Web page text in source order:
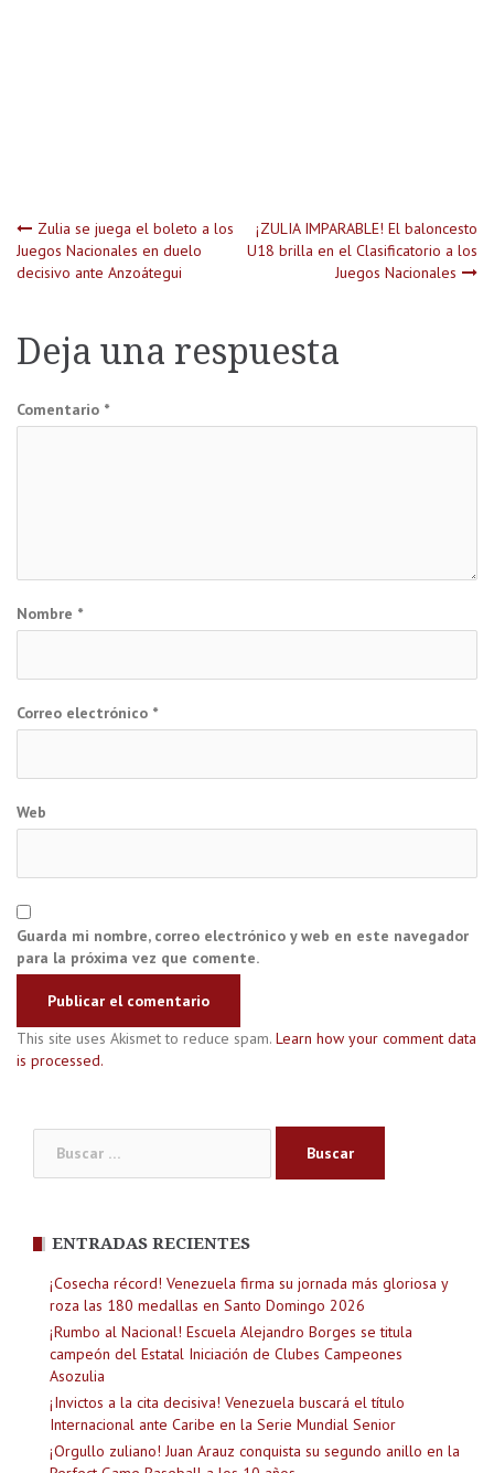
Navegación
de
entradas
Zulia se juega el boleto a los
Juegos Nacionales en duelo
decisivo ante Anzoátegui
¡ZULIA IMPARABLE! El baloncesto
U18 brilla en el Clasificatorio a los
Juegos Nacionales
Deja una respuesta
Comentario *
Nombre *
Correo electrónico *
Web
Guarda mi nombre, correo electrónico y web en este navegador
para la próxima vez que comente.
This site uses Akismet to reduce spam. Learn how your comment data
is processed.
ENTRADAS RECIENTES
¡Cosecha récord! Venezuela firma su jornada más gloriosa y
roza las 180 medallas en Santo Domingo 2026
¡Rumbo al Nacional! Escuela Alejandro Borges se titula
campeón del Estatal Iniciación de Clubes Campeones
Asozulia
¡Invictos a la cita decisiva! Venezuela buscará el título
Internacional ante Caribe en la Serie Mundial Senior
¡Orgullo zuliano! Juan Arauz conquista su segundo anillo en la